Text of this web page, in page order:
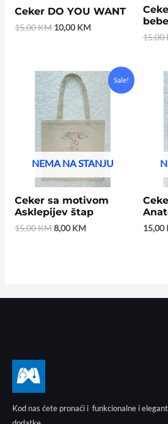
Ceker DO YOU WANT
15,00KM 10,00KM
bebe
15,00
Sale!
NEMA NA STANJU
Ceker sa motivom
Asklepijev štap
15,00KM
Original
price
was:
15,00 KM.
8,00KM
Current
price
is:
8,00 KM.
15,00
Kod nas ćete pronaći i funkcionalne i